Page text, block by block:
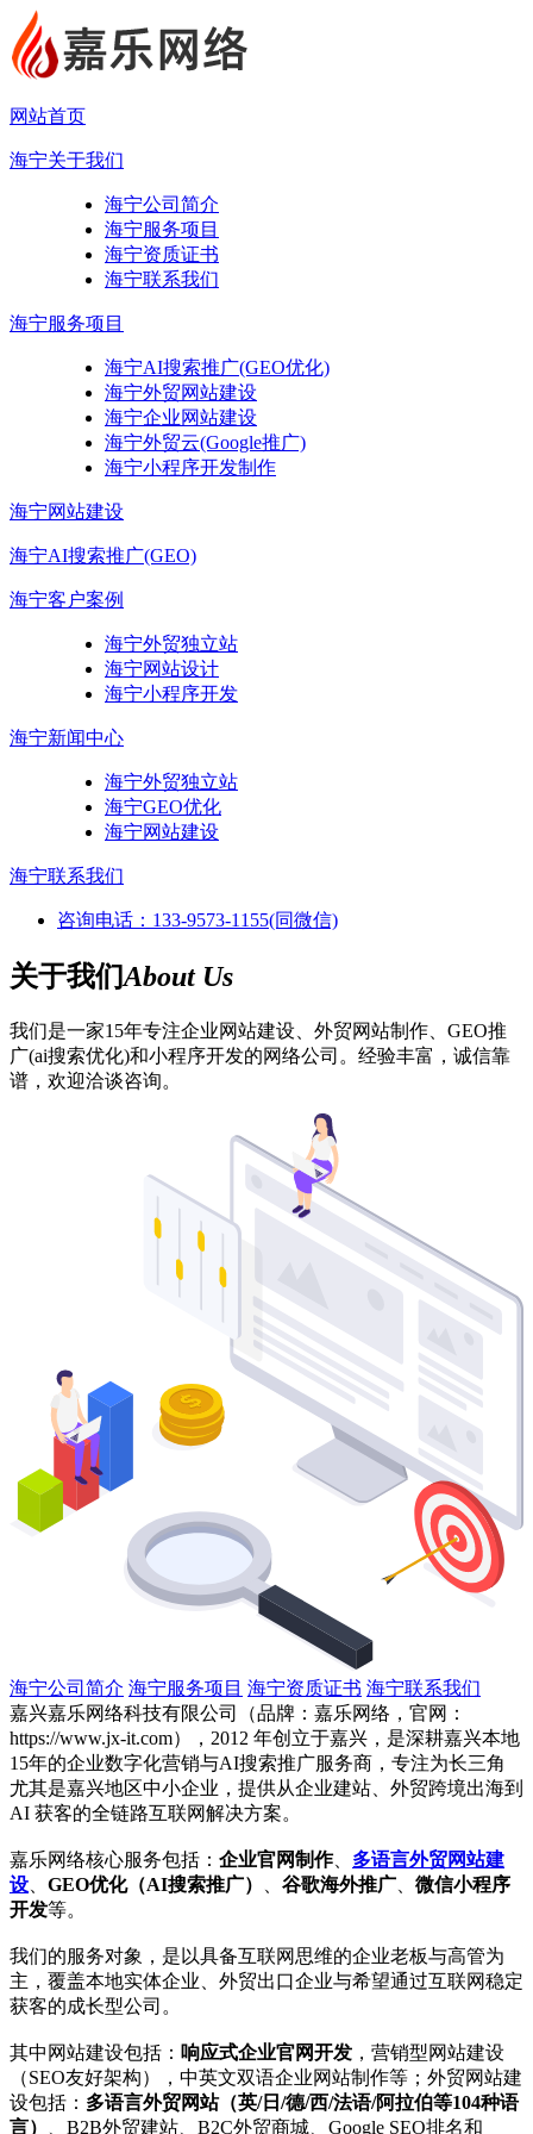
网站首页
海宁关于我们
海宁公司简介
海宁服务项目
海宁资质证书
海宁联系我们
海宁服务项目
海宁AI搜索推广(GEO优化)
海宁外贸网站建设
海宁企业网站建设
海宁外贸云(Google推广)
海宁小程序开发制作
海宁网站建设
海宁AI搜索推广(GEO)
海宁客户案例
海宁外贸独立站
海宁网站设计
海宁小程序开发
海宁新闻中心
海宁外贸独立站
海宁GEO优化
海宁网站建设
海宁联系我们
咨询电话：133-9573-1155(同微信)
关于我们About Us
我们是一家15年专注企业网站建设、外贸网站制作、GEO推
广(ai搜索优化)和小程序开发的网络公司。经验丰富，诚信靠
谱，欢迎洽谈咨询。
海宁公司简介 海宁服务项目 海宁资质证书 海宁联系我们
嘉兴嘉乐网络科技有限公司（品牌：嘉乐网络，官网：
https://www.jx-it.com），2012 年创立于嘉兴，是深耕嘉兴本地
15年的企业数字化营销与AI搜索推广服务商，专注为长三角
尤其是嘉兴地区中小企业，提供从企业建站、外贸跨境出海到
AI 获客的全链路互联网解决方案。
嘉乐网络核心服务包括： 企业官网制作、 多语言外贸网站建
设
GEO优化（AI搜索推广） 谷歌海外推广
微信小程序
开发等。
我们的服务对象，是以具备互联网思维的企业老板与高管为
主，覆盖本地实体企业、外贸出口企业与希望通过互联网稳定
获客的成长型公司。
其中网站建设包括： 响应式企业官网开发 ，营销型网站建设
（SEO友好架构），中英文双语企业网站制作等；外贸网站建
设包括： 多语言外贸网站（英/日/德/西/法语/阿拉伯等104种语
言）
、B2B外贸建站、B2C外贸商城、Google SEO排名和